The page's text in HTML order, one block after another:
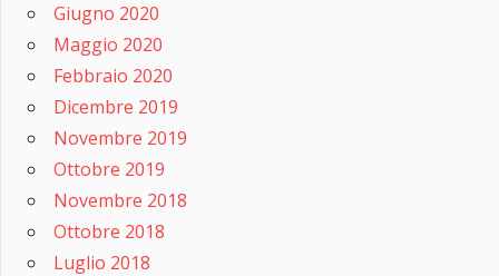
Giugno 2020
Maggio 2020
Febbraio 2020
Dicembre 2019
Novembre 2019
Ottobre 2019
Novembre 2018
Ottobre 2018
Luglio 2018